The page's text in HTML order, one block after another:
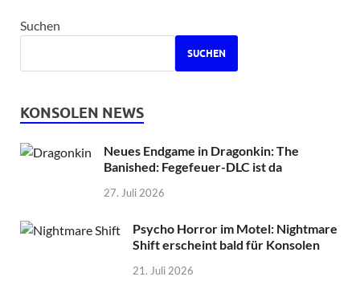
Suchen
SUCHEN
KONSOLEN NEWS
Neues Endgame in Dragonkin: The
Banished: Fegefeuer-DLC ist da
27. Juli 2026
Psycho Horror im Motel: Nightmare
Shift erscheint bald für Konsolen
21. Juli 2026